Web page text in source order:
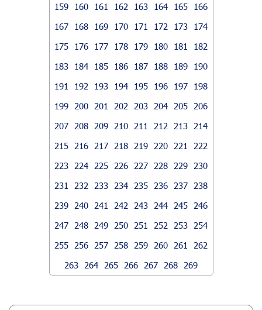
159
160 161 162 163 164 165
166
167
168 169 170 171 172 173
174
175
176 177 178 179 180 181
182
183
184 185 186 187 188 189
190
191
192 193 194 195 196 197
198
199
200 201 202 203 204 205
206
207
208 209 210 211 212 213
214
215
216 217 218 219 220 221
222
223
224 225 226 227 228 229
230
231
232 233 234 235 236 237
238
239
240 241 242 243 244 245
246
247
248 249 250 251 252 253
254
255
256 257 258 259 260 261
262
263
264 265 266 267 268 269